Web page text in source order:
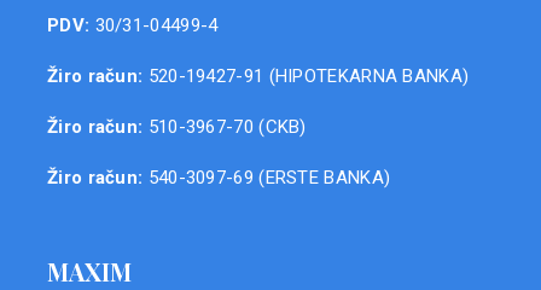
PDV: 30/31-04499-4
Žiro račun: 520-19427-91 (HIPOTEKARNA BANKA)
Žiro račun: 510-3967-70 (CKB)
Žiro račun: 540-3097-69 (ERSTE BANKA)
MAXIM